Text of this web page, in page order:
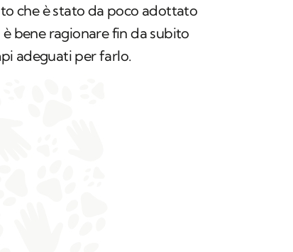
che è stato da poco adottato
bene ragionare fin da subito
adeguati per farlo.